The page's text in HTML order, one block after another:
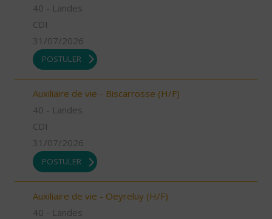
40 - Landes
CDI
31/07/2026
POSTULER
Auxiliaire de vie - Biscarrosse (H/F)
40 - Landes
CDI
31/07/2026
POSTULER
Auxiliaire de vie - Oeyreluy (H/F)
40 - Landes